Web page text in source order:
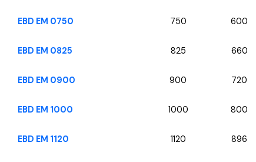
EBD EM 0750 750 600
EBD EM 0825 825 660
EBD EM 0900 900 720
EBD EM 1000 1000 800
EBD EM 1120 1120 896